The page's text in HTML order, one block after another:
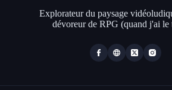
Explorateur du paysage
dévoreur de RPG (quand j'ai le